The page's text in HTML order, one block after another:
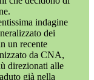
indagine
dei
un recente
da CNA,
direzionati alle
già nella